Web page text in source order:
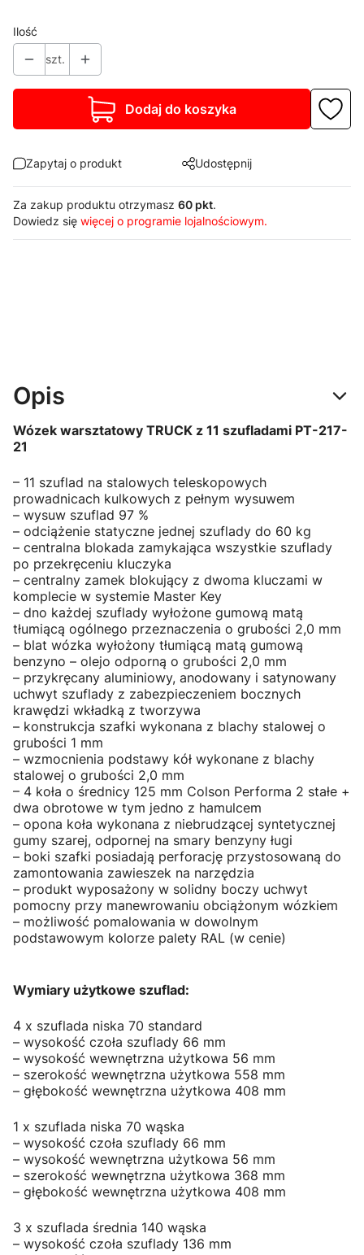
Ilość
szt.
Dodaj do koszyka
Zapytaj o produkt Udostępnij
Za zakup produktu otrzymasz 60 pkt.
Dowiedz się więcej o programie lojalnościowym.
Opis
Wózek warsztatowy TRUCK z 11 szufladami PT-217-
21
– 11 szuflad na stalowych teleskopowych
prowadnicach kulkowych z pełnym wysuwem
– wysuw szuflad 97 %
– odciążenie statyczne jednej szuflady do 60 kg
– centralna blokada zamykająca wszystkie szuflady
po przekręceniu kluczyka
– centralny zamek blokujący z dwoma kluczami w
komplecie w systemie Master Key
– dno każdej szuflady wyłożone gumową matą
tłumiącą ogólnego przeznaczenia o grubości 2,0 mm
– blat wózka wyłożony tłumiącą matą gumową
benzyno – olejo odporną o grubości 2,0 mm
– przykręcany aluminiowy, anodowany i satynowany
uchwyt szuflady z zabezpieczeniem bocznych
krawędzi wkładką z tworzywa
– konstrukcja szafki wykonana z blachy stalowej o
grubości 1 mm
– wzmocnienia podstawy kół wykonane z blachy
stalowej o grubości 2,0 mm
– 4 koła o średnicy 125 mm Colson Performa 2 stałe +
dwa obrotowe w tym jedno z hamulcem
– opona koła wykonana z niebrudzącej syntetycznej
gumy szarej, odpornej na smary benzyny ługi
– boki szafki posiadają perforację przystosowaną do
zamontowania zawieszek na narzędzia
– produkt wyposażony w solidny boczy uchwyt
pomocny przy manewrowaniu obciążonym wózkiem
– możliwość pomalowania w dowolnym
podstawowym kolorze palety RAL (w cenie)
Wymiary użytkowe szuflad:
4 x szuflada niska 70 standard
– wysokość czoła szuflady 66 mm
– wysokość wewnętrzna użytkowa 56 mm
– szerokość wewnętrzna użytkowa 558 mm
– głębokość wewnętrzna użytkowa 408 mm
1 x szuflada niska 70 wąska
– wysokość czoła szuflady 66 mm
– wysokość wewnętrzna użytkowa 56 mm
– szerokość wewnętrzna użytkowa 368 mm
– głębokość wewnętrzna użytkowa 408 mm
3 x szuflada średnia 140 wąska
– wysokość czoła szuflady 136 mm